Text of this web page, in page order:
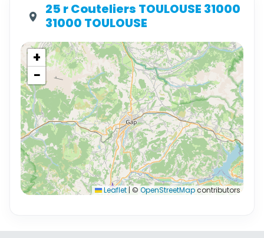
25 r Couteliers TOULOUSE 31000
31000 TOULOUSE
+
−
Leaflet | © OpenStreetMapcontributors